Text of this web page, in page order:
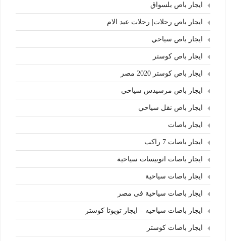
ايجار باص بلسواق
ايجار باص رحلات| رحلات عيد الام
ايجار باص سياحي
ايجار باص كوستر
ايجار باص كوستر 2020 مصر
ايجار باص مرسيدس سياحي
ايجار باص نقل سياحي
ايجار باصات
ايجار باصات 7 راكب
ايجار باصات اتوبيسات سياحية
ايجار باصات سياحية
ايجار باصات سياحية فى مصر
ايجار باصات سياحيه – ايجار تويوتا كوستر
ايجار باصات كوستر